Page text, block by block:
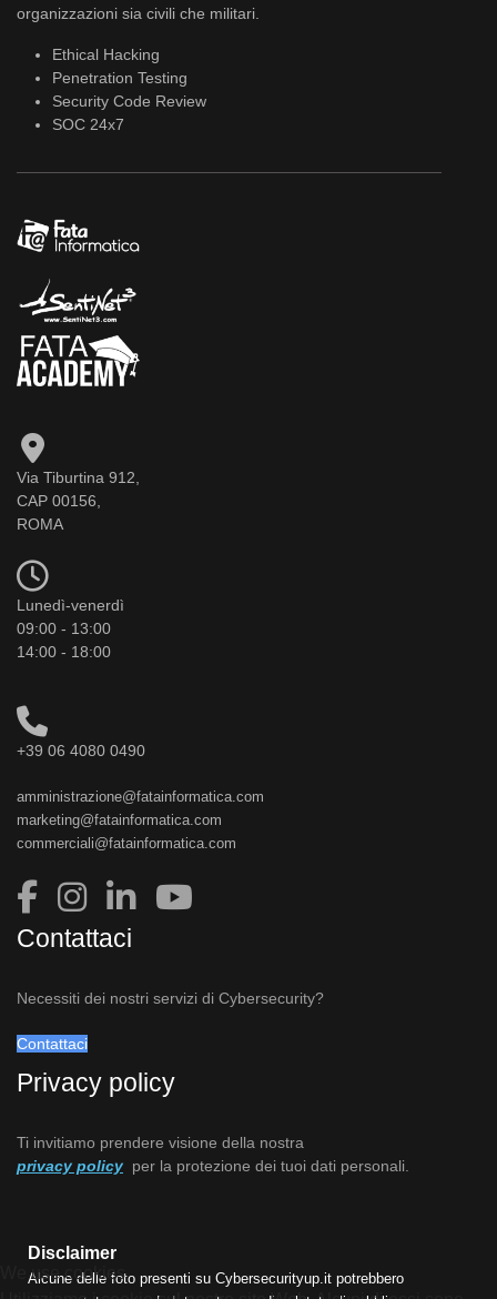
organizzazioni sia civili che militari.
Ethical Hacking
Penetration Testing
Security Code Review
SOC 24x7
Via Tiburtina 912,
CAP 00156,
ROMA
Lunedì-venerdì
09:00 - 13:00
14:00 - 18:00
+39 06 4080 0490
amministrazione@fatainformatica.com
marketing@fatainformatica.com
commerciali@fatainformatica.com
Contattaci
Necessiti dei nostri servizi di Cybersecurity?
Contattaci
Privacy policy
Ti invitiamo prendere visione della nostra
privacy policy per la protezione dei tuoi dati personali.
Disclaimer
Alcune delle foto presenti su Cybersecurityup.it potrebbero
We use cookies